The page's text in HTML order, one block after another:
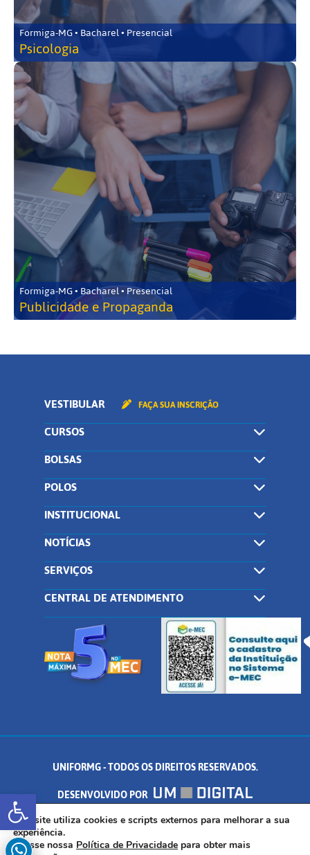
Abrir a barra de ferramentas
Formiga-MG • Bacharel • Presencial
Psicologia
Formiga-MG • Bacharel • Presencial
Publicidade e Propaganda
VESTIBULAR FAÇA SUA INSCRIÇÃO
CURSOS
BOLSAS
POLOS
INSTITUCIONAL
NOTÍCIAS
SERVIÇOS
CENTRAL DE ATENDIMENTO
UNIFORMG - TODOS OS DIREITOS RESERVADOS.
DESENVOLVIDO POR
AV. DR. ARNALDO DE SENNA, 328 - PALMEIRAS, FORMIGA/MG - CEP:
35.574.530
Este site utiliza cookies e scripts externos para melhorar a sua
experiência.
Acesse nossa Política de Privacidade para obter mais